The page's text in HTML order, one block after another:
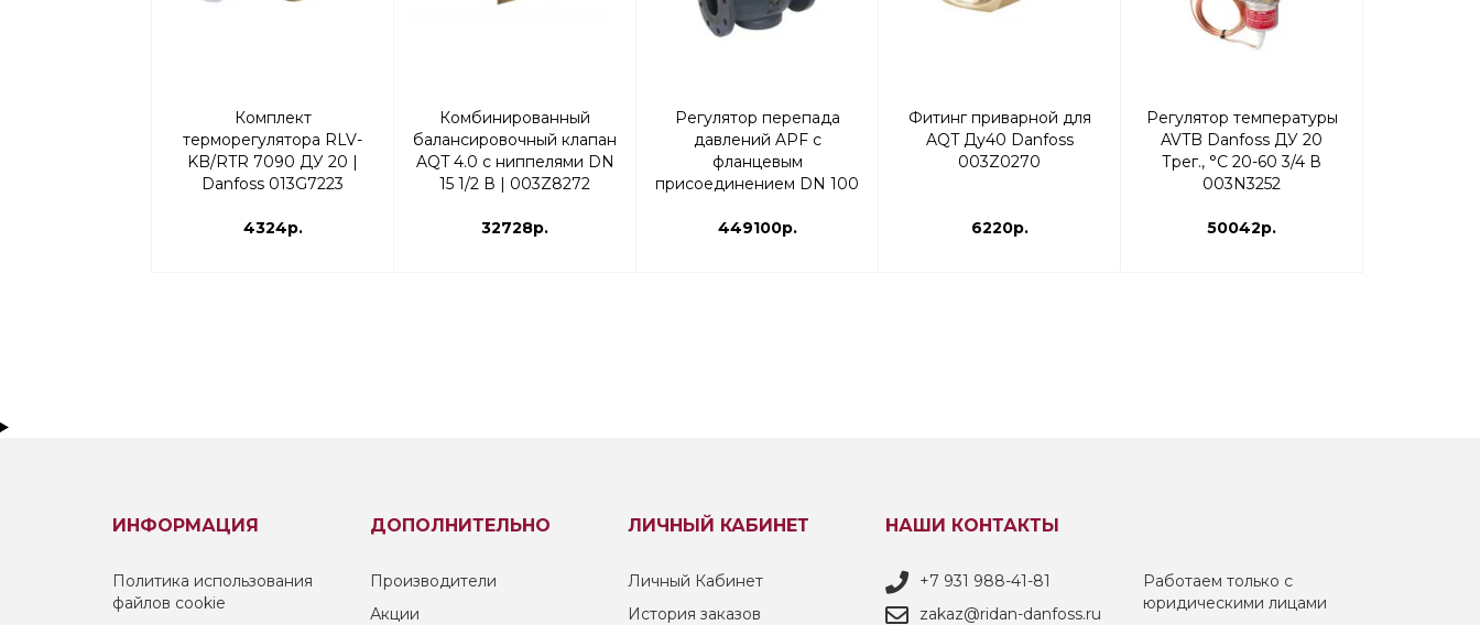
Комплект
терморегулятора RLV-
KB/RTR 7090 ДУ 20 |
Danfoss 013G7223
4324р.
Комбинированный
балансировочный клапан
AQT 4.0 с ниппелями DN
15 1/2 В | 003Z8272
32728р.
Регулятор перепада
давлений APF с
фланцевым
присоединением DN 100
1,00 | 003Z5775
449100р.
Фитинг приварной для
AQT Ду40 Danfoss
003Z0270
6220р.
Регулятор температуры
AVTB Danfoss ДУ 20
Трег., °С 20-60 3/4 В
003N3252
50042р.
ИНФОРМАЦИЯ
Политика использования
файлов cookie
ДОПОЛНИТЕЛЬНО
Производители
Акции
ЛИЧНЫЙ КАБИНЕТ
Личный Кабинет
История заказов
НАШИ КОНТАКТЫ
+7 931 988-41-81
zakaz@ridan-danfoss.ru
Работаем только с
юридическими лицами